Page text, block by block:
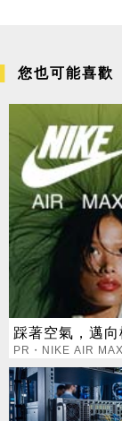
您也可能喜歡
踩著空氣，邁
PR・NIKE AIR MAX